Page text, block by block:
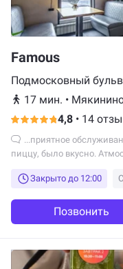
Famous
Подмосковный
17 мин. •
4,8 • 14
пиццу, было вкусно.
Закрыто до 12:00
Позвонить